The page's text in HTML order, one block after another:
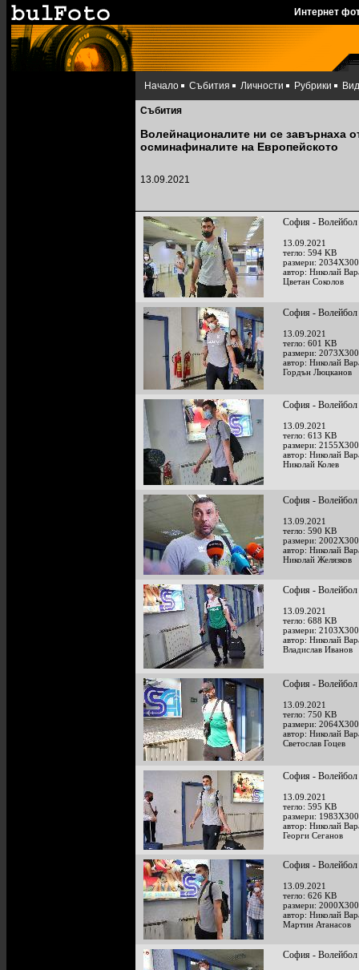
Интернет
Начало Събития Личности Рубрики
Събития
Волейнационалите ни се завърнаха
осминафиналите на Европейското
13.09.2021
София - Волейбол
13.09.2021
тегло: 594 KB
размери:
автор: Николай
Цветан Соколов
София - Волейбол
13.09.2021
тегло: 601 KB
размери:
автор: Николай
Гордън Люцканов
София - Волейбол
13.09.2021
тегло: 613 KB
размери:
автор: Николай
Николай Колев
София - Волейбол
13.09.2021
тегло: 590 KB
размери:
автор: Николай
Николай Желязков
София - Волейбол
13.09.2021
тегло: 688 KB
размери:
автор: Николай
Владислав Иванов
София - Волейбол
13.09.2021
тегло: 750 KB
размери:
автор: Николай
Светослав Гоцев
София - Волейбол
13.09.2021
тегло: 595 KB
размери:
автор: Николай
Георги Сеганов
София - Волейбол
13.09.2021
тегло: 626 KB
размери:
автор: Николай
Мартин Атанасов
София - Волейбол